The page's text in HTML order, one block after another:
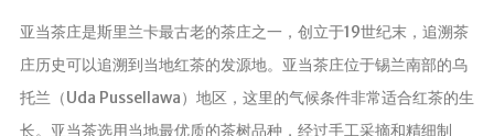
亚当茶庄是斯里兰卡最古老的茶庄之一，创立于19世纪末，追溯茶
庄历史可以追溯到当地红茶的发源地。亚当茶庄位于锡兰南部的乌
托兰（Uda Pussellawa）地区，这里的气候条件非常适合红茶的生
长。亚当茶选用当地最优质的茶树品种，经过手工采摘和精细制
茶宠
茶叶行业动
态